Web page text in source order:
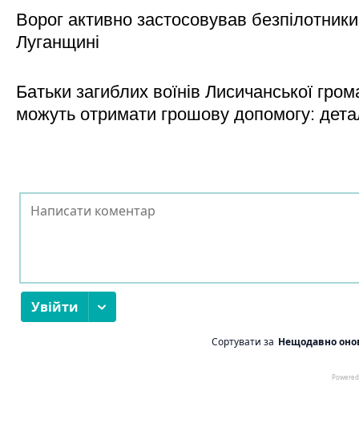
Ворог активно застосовував
Луганщині
Батьки загиблих воїнів Лисичанської
можуть отримати грошову допомогу: